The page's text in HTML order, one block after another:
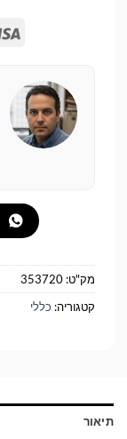
מק"ט: 353720
קטגוריה: כללי
תיאור